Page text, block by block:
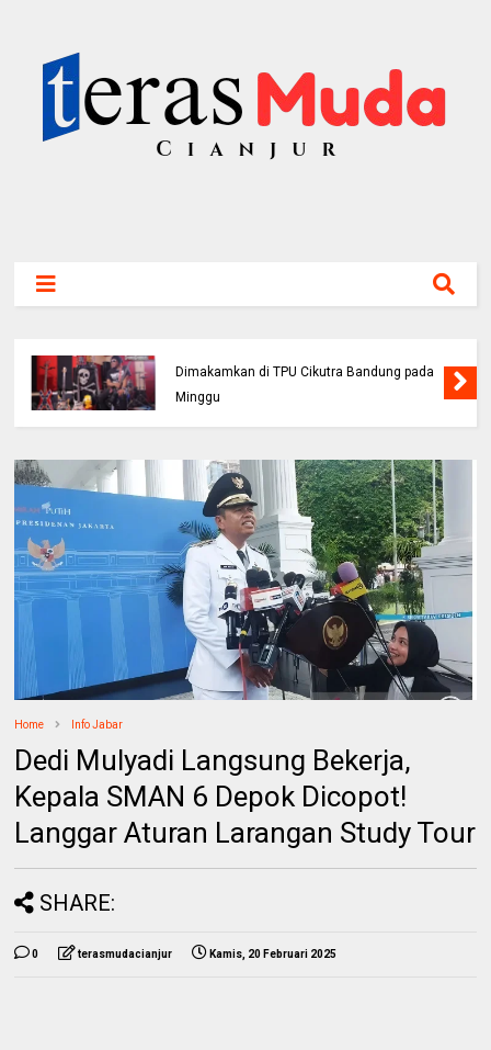
Dimakamkan di TPU Cikutra Bandung pada
Minggu
Home Info Jabar
Dedi Mulyadi Langsung Bekerja,
Kepala SMAN 6 Depok Dicopot!
Langgar Aturan Larangan Study Tour
SHARE:
0 terasmudacianjur Kamis, 20 Februari 2025